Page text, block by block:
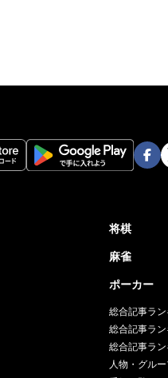
将棋
麻雀
ポーカー
総合記事ラン
総合記事ラン
総合記事ラン
人物・グル